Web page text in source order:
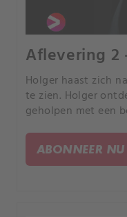
Aflevering 2
Holger haast zich
te zien. Holger
geholpen met een
ABONNEER NU